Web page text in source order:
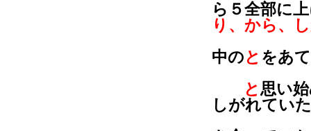
ら５全部に
り、から、
中の と をあ
と思い
しがれてい